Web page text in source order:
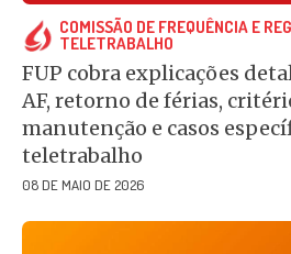
COMISSÃO DE FREQUÊNCIA E
TELETRABALHO
FUP cobra explicações
AF, retorno de férias,
manutenção e casos
teletrabalho
08 DE MAIO DE 2026